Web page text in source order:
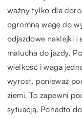
ważny tylko dla
ogromną wagę do
odjazdowe naklejki i
malucha do jazdy.
wielkość i waga
wyrost, ponieważ
ziemi. To zapewni
sytuacją. Ponadto